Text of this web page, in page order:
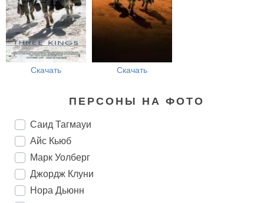
Скачать Скачать
ПЕРСОНЫ НА ФОТО
Саид Тагмауи
Айс Кьюб
Марк Уолберг
Джордж Клуни
Нора Дьюнн